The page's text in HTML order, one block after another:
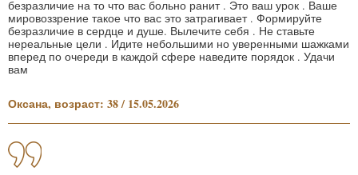
безразличие на то что вас больно ранит . Это ваш урок . Ваше
мировоззрение такое что вас это затрагивает . Формируйте
безразличие в сердце и душе. Вылечите себя . Не ставьте
нереальные цели . Идите небольшими но уверенными шажками
вперед по очереди в каждой сфере наведите порядок . Удачи
вам
Оксана, возраст: 38 / 15.05.2026